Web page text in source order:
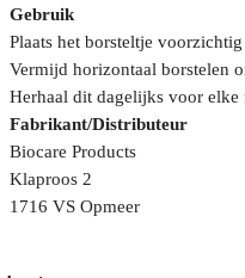
Gebruik
Plaats het borsteltje
Vermijd horizontaal borstelen
Herhaal dit dagelijks voor elke
Fabrikant/Distributeur
Biocare Products
Klaproos 2
1716 VS Opmeer